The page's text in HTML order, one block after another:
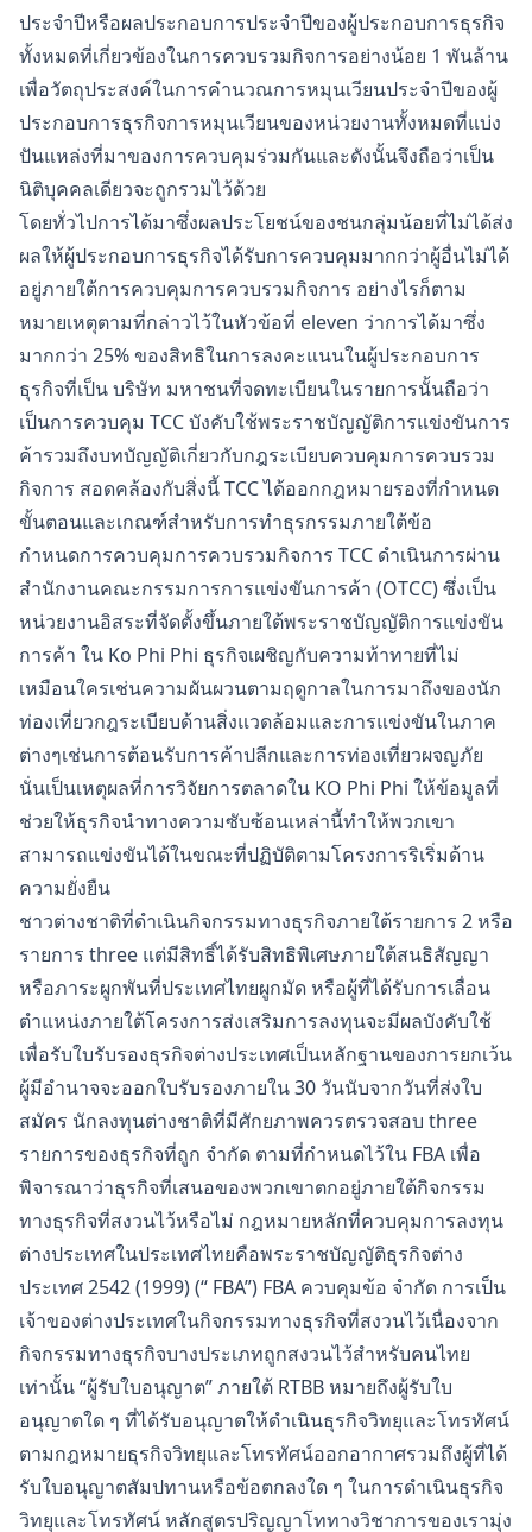
ประจำปีหรือผลประกอบการประจำปีของผู้ประกอบการธุรกิจ
ทั้งหมดที่เกี่ยวข้องในการควบรวมกิจการอย่างน้อย 1 พันล้าน
เพื่อวัตถุประสงค์ในการคำนวณการหมุนเวียนประจำปีของผู้
ประกอบการธุรกิจการหมุนเวียนของหน่วยงานทั้งหมดที่แบ่ง
ปันแหล่งที่มาของการควบคุมร่วมกันและดังนั้นจึงถือว่าเป็น
นิติบุคคลเดียวจะถูกรวมไว้ด้วย
โดยทั่วไปการได้มาซึ่งผลประโยชน์ของชนกลุ่มน้อยที่ไม่ได้ส่ง
ผลให้ผู้ประกอบการธุรกิจได้รับการควบคุมมากกว่าผู้อื่นไม่ได้
อยู่ภายใต้การควบคุมการควบรวมกิจการ อย่างไรก็ตาม
หมายเหตุตามที่กล่าวไว้ในหัวข้อที่ eleven ว่าการได้มาซึ่ง
มากกว่า 25% ของสิทธิในการลงคะแนนในผู้ประกอบการ
ธุรกิจที่เป็น บริษัท มหาชนที่จดทะเบียนในรายการนั้นถือว่า
เป็นการควบคุม TCC บังคับใช้พระราชบัญญัติการแข่งขันการ
ค้ารวมถึงบทบัญญัติเกี่ยวกับกฎระเบียบควบคุมการควบรวม
กิจการ สอดคล้องกับสิ่งนี้ TCC ได้ออกกฎหมายรองที่กำหนด
ขั้นตอนและเกณฑ์สำหรับการทำธุรกรรมภายใต้ข้อ
กำหนดการควบคุมการควบรวมกิจการ TCC ดำเนินการผ่าน
สำนักงานคณะกรรมการการแข่งขันการค้า (OTCC) ซึ่งเป็น
หน่วยงานอิสระที่จัดตั้งขึ้นภายใต้พระราชบัญญัติการแข่งขัน
การค้า ใน Ko Phi Phi ธุรกิจเผชิญกับความท้าทายที่ไม่
เหมือนใครเช่นความผันผวนตามฤดูกาลในการมาถึงของนัก
ท่องเที่ยวกฎระเบียบด้านสิ่งแวดล้อมและการแข่งขันในภาค
ต่างๆเช่นการต้อนรับการค้าปลีกและการท่องเที่ยวผจญภัย
นั่นเป็นเหตุผลที่การวิจัยการตลาดใน KO Phi Phi ให้ข้อมูลที่
ช่วยให้ธุรกิจนำทางความซับซ้อนเหล่านี้ทำให้พวกเขา
สามารถแข่งขันได้ในขณะที่ปฏิบัติตามโครงการริเริ่มด้าน
ความยั่งยืน
ชาวต่างชาติที่ดำเนินกิจกรรมทางธุรกิจภายใต้รายการ 2 หรือ
รายการ three แต่มีสิทธิ์ได้รับสิทธิพิเศษภายใต้สนธิสัญญา
หรือภาระผูกพันที่ประเทศไทยผูกมัด หรือผู้ที่ได้รับการเลื่อน
ตำแหน่งภายใต้โครงการส่งเสริมการลงทุนจะมีผลบังคับใช้
เพื่อรับใบรับรองธุรกิจต่างประเทศเป็นหลักฐานของการยกเว้น
ผู้มีอำนาจจะออกใบรับรองภายใน 30 วันนับจากวันที่ส่งใบ
สมัคร นักลงทุนต่างชาติที่มีศักยภาพควรตรวจสอบ three
รายการของธุรกิจที่ถูก จำกัด ตามที่กำหนดไว้ใน FBA เพื่อ
พิจารณาว่าธุรกิจที่เสนอของพวกเขาตกอยู่ภายใต้กิจกรรม
ทางธุรกิจที่สงวนไว้หรือไม่ กฎหมายหลักที่ควบคุมการลงทุน
ต่างประเทศในประเทศไทยคือพระราชบัญญัติธุรกิจต่าง
ประเทศ 2542 (1999) (“ FBA”) FBA ควบคุมข้อ จำกัด การเป็น
เจ้าของต่างประเทศในกิจกรรมทางธุรกิจที่สงวนไว้เนื่องจาก
กิจกรรมทางธุรกิจบางประเภทถูกสงวนไว้สำหรับคนไทย
เท่านั้น “ผู้รับใบอนุญาต” ภายใต้ RTBB หมายถึงผู้รับใบ
อนุญาตใด ๆ ที่ได้รับอนุญาตให้ดำเนินธุรกิจวิทยุและโทรทัศน์
ตามกฎหมายธุรกิจวิทยุและโทรทัศน์ออกอากาศรวมถึงผู้ที่ได้
รับใบอนุญาตสัมปทานหรือข้อตกลงใด ๆ ในการดำเนินธุรกิจ
วิทยุและโทรทัศน์ หลักสูตรปริญญาโททางวิชาการของเรามุ่ง